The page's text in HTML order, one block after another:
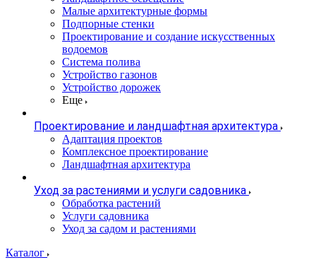
Малые архитектурные формы
Подпорные стенки
Проектирование и создание искусственных
водоемов
Система полива
Устройство газонов
Устройство дорожек
Еще
Проектирование и ландшафтная архитектура
Адаптация проектов
Комплексное проектирование
Ландшафтная архитектура
Уход за растениями и услуги садовника
Обработка растений
Услуги садовника
Уход за садом и растениями
Каталог